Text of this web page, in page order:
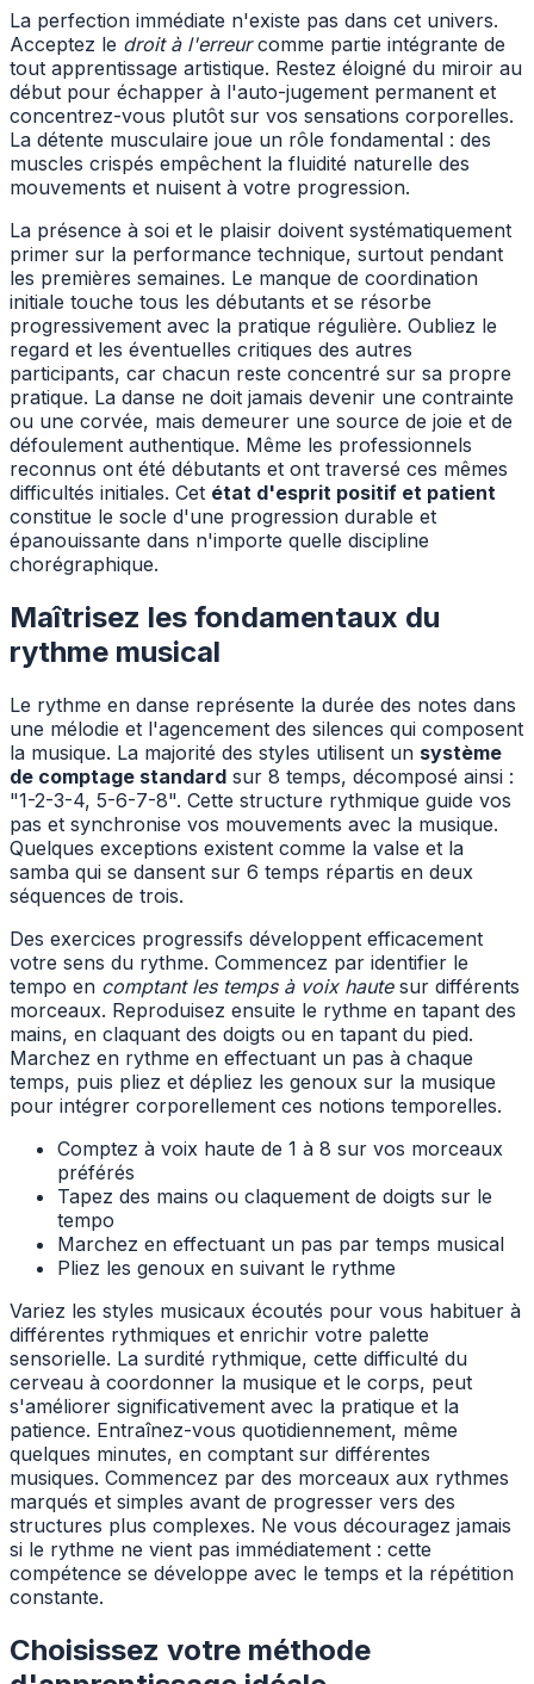
La perfection immédiate n'existe pas dans cet univers.
Acceptez le droit à l'erreurcomme partie intégrante de
tout apprentissage artistique. Restez éloigné du miroir au
début pour échapper à l'auto-jugement permanent et
concentrez-vous plutôt sur vos sensations corporelles.
La détente musculaire joue un rôle fondamental : des
muscles crispés empêchent la fluidité naturelle des
mouvements et nuisent à votre progression.
La présence à soi et le plaisir doivent systématiquement
primer sur la performance technique, surtout pendant
les premières semaines. Le manque de coordination
initiale touche tous les débutants et se résorbe
progressivement avec la pratique régulière. Oubliez le
regard et les éventuelles critiques des autres
participants, car chacun reste concentré sur sa propre
pratique. La danse ne doit jamais devenir une contrainte
ou une corvée, mais demeurer une source de joie et de
défoulement authentique. Même les professionnels
reconnus ont été débutants et ont traversé ces mêmes
difficultés initiales. Cet état d'esprit positif et patient
constitue le socle d'une progression durable et
épanouissante dans n'importe quelle discipline
chorégraphique.
Maîtrisez les fondamentaux du
rythme musical
Le rythme en danse représente la durée des notes dans
une mélodie et l'agencement des silences qui composent
la musique. La majorité des styles utilisent un système
de comptage standard sur 8 temps, décomposé ainsi :
"1-2-3-4, 5-6-7-8". Cette structure rythmique guide vos
pas et synchronise vos mouvements avec la musique.
Quelques exceptions existent comme la valse et la
samba qui se dansent sur 6 temps répartis en deux
séquences de trois.
Des exercices progressifs développent efficacement
votre sens du rythme. Commencez par identifier le
tempo en comptant les temps à voix hautesur différents
morceaux. Reproduisez ensuite le rythme en tapant des
mains, en claquant des doigts ou en tapant du pied.
Marchez en rythme en effectuant un pas à chaque
temps, puis pliez et dépliez les genoux sur la musique
pour intégrer corporellement ces notions temporelles.
Comptez à voix haute de 1 à 8 sur vos morceaux
préférés
Tapez des mains ou claquement de doigts sur le
tempo
Marchez en effectuant un pas par temps musical
Pliez les genoux en suivant le rythme
Variez les styles musicaux écoutés pour vous habituer à
différentes rythmiques et enrichir votre palette
sensorielle. La surdité rythmique, cette difficulté du
cerveau à coordonner la musique et le corps, peut
s'améliorer significativement avec la pratique et la
patience. Entraînez-vous quotidiennement, même
quelques minutes, en comptant sur différentes
musiques. Commencez par des morceaux aux rythmes
marqués et simples avant de progresser vers des
structures plus complexes. Ne vous découragez jamais
si le rythme ne vient pas immédiatement : cette
compétence se développe avec le temps et la répétition
constante.
Choisissez votre méthode